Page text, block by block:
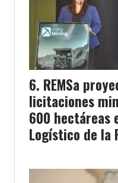
REMSa
licitaciones
600 hectáreas
Logístico de la